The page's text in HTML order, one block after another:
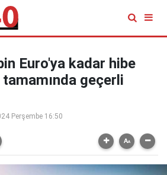
Euro'ya kadar hibe
geçerli
Perşembe 16:50